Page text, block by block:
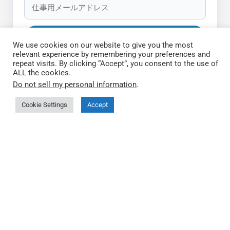
クイックリンク
QEC について
We use cookies on our website to give you the most
relevant experience by remembering your preferences and
repeat visits. By clicking “Accept”, you consent to the use of
ALL the cookies.
Do not sell my personal information.
Cookie Settings Accept